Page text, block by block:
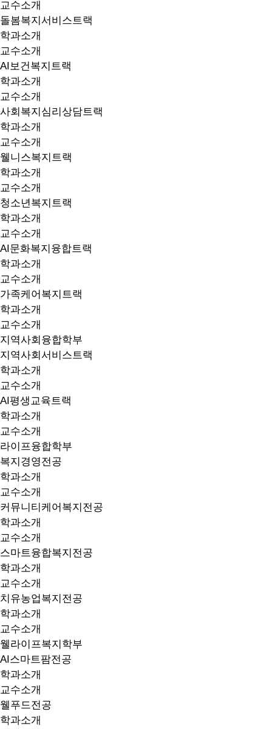
교수소개
돌봄복지서비스트랙
학과소개
교수소개
AI보건복지트랙
학과소개
교수소개
사회복지심리상담트랙
학과소개
교수소개
웰니스복지트랙
학과소개
교수소개
청소년복지트랙
학과소개
교수소개
AI문화복지융합트랙
학과소개
교수소개
가족케어복지트랙
학과소개
교수소개
지역사회융합학부
지역사회서비스트랙
학과소개
교수소개
AI평생교육트랙
학과소개
교수소개
라이프융합학부
복지경영전공
학과소개
교수소개
커뮤니티케어복지전공
학과소개
교수소개
스마트융합복지전공
학과소개
교수소개
치유농업복지전공
학과소개
교수소개
웰라이프복지학부
AI스마트팜전공
학과소개
교수소개
웰푸드전공
학과소개